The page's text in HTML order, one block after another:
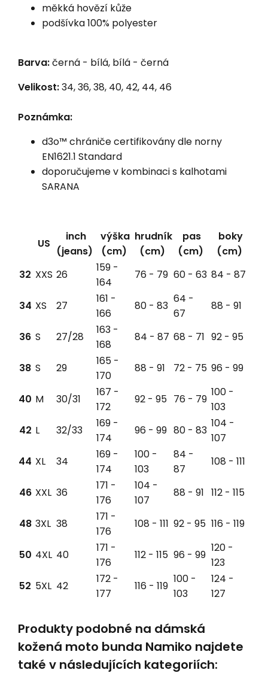
měkká hovězí kůže
podšívka 100% polyester
Barva:černá - bílá, bílá - černá
Velikost:34, 36, 38, 40, 42, 44, 46
Poznámka:
d3o™ chrániče certifikovány dle norny
EN1621.1 Standard
doporučujeme v kombinaci s kalhotami
SARANA
US
inch
(jeans)
výška
(cm)
hrudník
(cm)
pas
(cm)
boky
(cm)
32 XXS 26
159 -
164
76 - 79 60 - 63 84 - 87
34 XS 27
161 -
166
80 - 83
64 -
67
88 - 91
36 S 27/28
163 -
168
84 - 87 68 - 71 92 - 95
38 S 29
165 -
170
88 - 91 72 - 75 96 - 99
40 M 30/31
167 -
172
92 - 95 76 - 79
100 -
103
42 L 32/33
169 -
174
96 - 99 80 - 83
104 -
107
44 XL 34
169 -
174
100 -
103
84 -
87
108 - 111
46 XXL 36
171 -
176
104 -
107
88 - 91 112 - 115
48 3XL 38
171 -
176
108 - 111 92 - 95 116 - 119
50 4XL 40
171 -
176
112 - 115 96 - 99
120 -
123
52 5XL 42
172 -
177
116 - 119
100 -
103
124 -
127
Produkty podobné na dámská
kožená moto bunda Namiko najdete
také v následujících kategoriích: